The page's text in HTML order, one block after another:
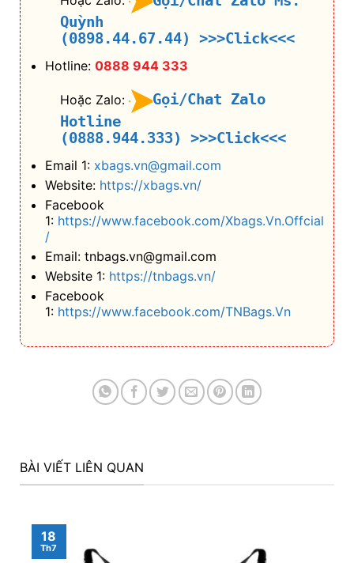
Quỳnh
(0898.44.67.44)
>>>Click<<<
Hotline: 0888 944 333
Hoặc Zalo:
Gọi/Chat Zalo
Hotline
(0888.944.333)
>>>Click<<<
Email 1: xbags.vn@gmail.com
Website: https://xbags.vn/
Facebook
1: https://www.facebook.com/Xbags.Vn.Offcial
/
Email: tnbags.vn@gmail.com
Website 1: https://tnbags.vn/
Facebook
1: https://www.facebook.com/TNBags.Vn
BÀI VIẾT LIÊN QUAN
18
Th7